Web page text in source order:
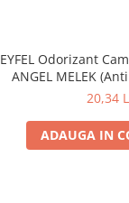
EYFEL Odorizant
ANGEL MELEK
20,34
ADAUGA IN